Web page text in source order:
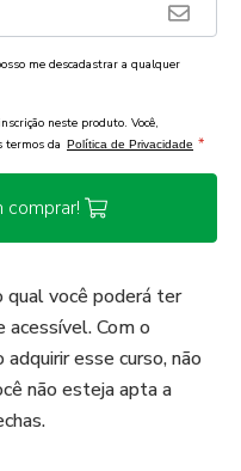
me descadastrar a qualquer
neste produto. Você,
termos da Política de Privacidade *
comprar!
qual você poderá ter
Com o
esse curso, não
não esteja apta a